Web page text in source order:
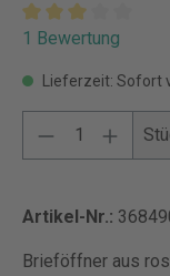
1 Bewertung
Lieferzeit: Sofort
Artikel-Nr.:
Brieföffner aus